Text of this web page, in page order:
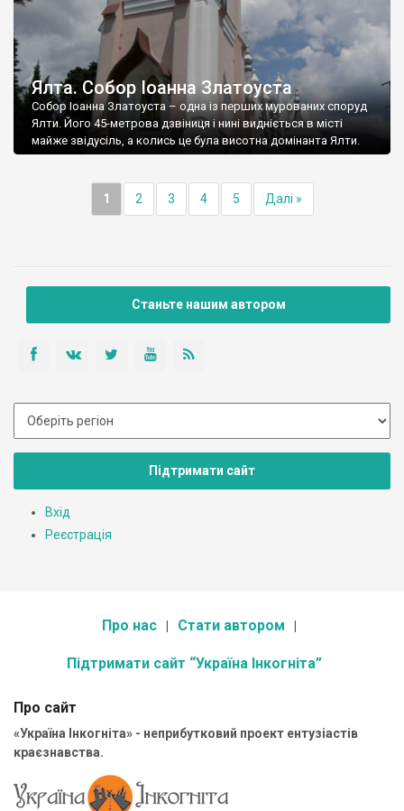
Ялта. Собор Іоанна Златоуста
Собор Іоанна Златоуста – одна із перших мурованих споруд
Ялти. Його 45-метрова дзвіниця і нині видніється в місті
майже звідусіль, а колись це була висотна домінанта Ялти.
1 2 3 4 5 Далі »
Станьте нашим автором
Підтримати сайт
Вхід
Реєстрація
Про нас Стати автором
Підтримати сайт “Україна Інкогніта”
Про сайт
«Україна Інкогніта» - неприбутковий проект ентузіастів
краєзнавства.